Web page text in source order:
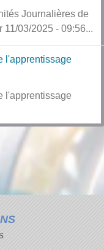
Journalières de
03/2025 - 09:56...
l'apprentissage
l'apprentissage